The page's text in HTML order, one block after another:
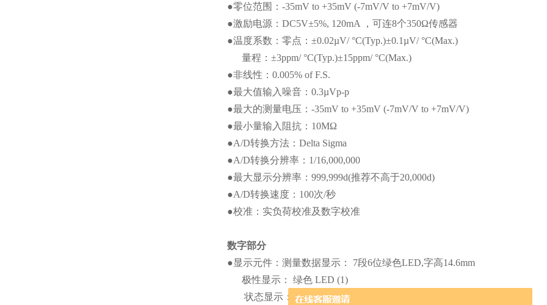
●零位范围： -35mV to +35mV (-7mV/V to +7mV/V)
●激励电源： DC5V±5%, 120mA ，可连8个350Ω传感器
●温度系数：零点： ±0.02µV/ °C(Typ.)±0.1µV/ °C(Max.)
量程： ±3ppm/ °C(Typ.)±15ppm/ °C(Max.)
●非线性： 0.005% of F.S.
●最大值输入噪音： 0.3µVp-p
●最大的测量电压： -35mV to +35mV (-7mV/V to +7mV/V)
●最小量输入阻抗： 10MΩ
●A/D转换方法： Delta Sigma
●A/D转换分辨率： 1/16,000,000
●最大显示分辨率： 999,999d(推荐不高于20,000d)
●A/D转换速度： 100次/秒
●校准：实负荷校准及数字校准
数字部分
●显示元件：测量数据显示： 7段6位绿色LED,字高14.6mm
极性显示： 绿色 LED (1)
状态显示： 红色LED (6)